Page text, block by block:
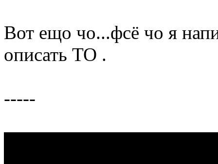
Вот ещо чо...фсё чо я
описать ТО .
-----